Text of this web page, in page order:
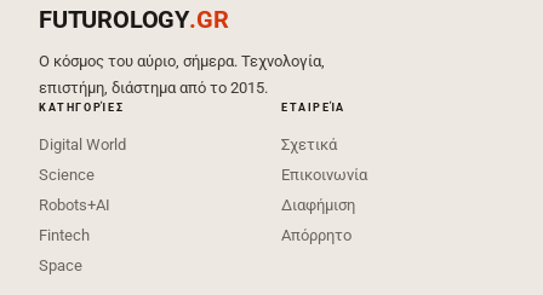
FUTUROLOGY.GR
Ο κόσμος του αύριο, σήμερα. Τεχνολογία,
επιστήμη, διάστημα από το 2015.
ΚΑΤΗΓΟΡΊΕΣ
Digital World
Science
Robots+AI
Fintech
Space
ΕΤΑΙΡΕΊΑ
Σχετικά
Επικοινωνία
Διαφήμιση
Απόρρητο